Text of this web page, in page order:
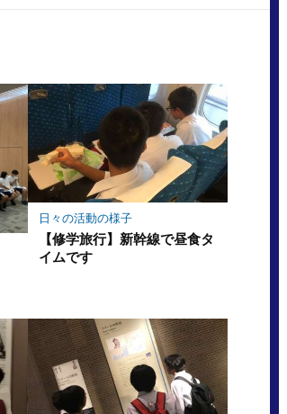
日々の活動の様子
【修学旅行】新幹線で昼食タ
イムです